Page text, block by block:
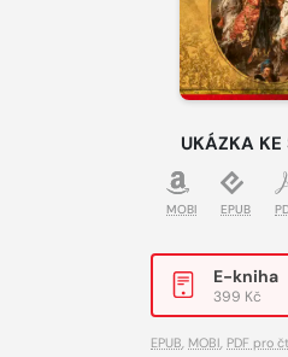
UKÁZKA KE
MOBI EPUB
E-kniha
399 Kč
EPUB, MOBI, PDF pro